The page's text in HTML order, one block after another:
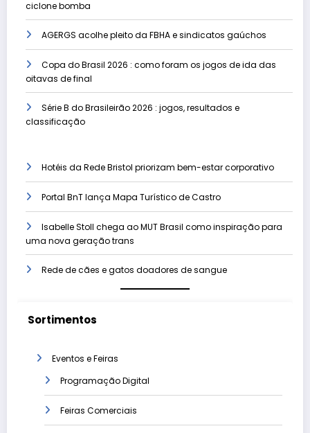
ciclone bomba
AGERGS acolhe pleito da FBHA e sindicatos gaúchos
Copa do Brasil 2026 : como foram os jogos de ida das
oitavas de final
Série B do Brasileirão 2026 : jogos, resultados e
classificação
Hotéis da Rede Bristol priorizam bem-estar corporativo
Portal BnT lança Mapa Turístico de Castro
Isabelle Stoll chega ao MUT Brasil como inspiração para
uma nova geração trans
Rede de cães e gatos doadores de sangue
Sortimentos
Eventos e Feiras
Programação Digital
Feiras Comerciais